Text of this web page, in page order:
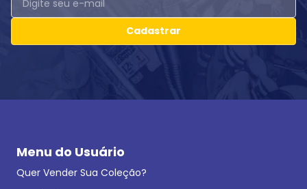
Cadastrar
Menu do Usuário
Quer Vender Sua Coleção?